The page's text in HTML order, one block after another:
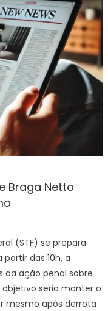
Braga Netto
(STF) se prepara
das 10h, a
ação penal sobre
seria manter o
mesmo após derrota